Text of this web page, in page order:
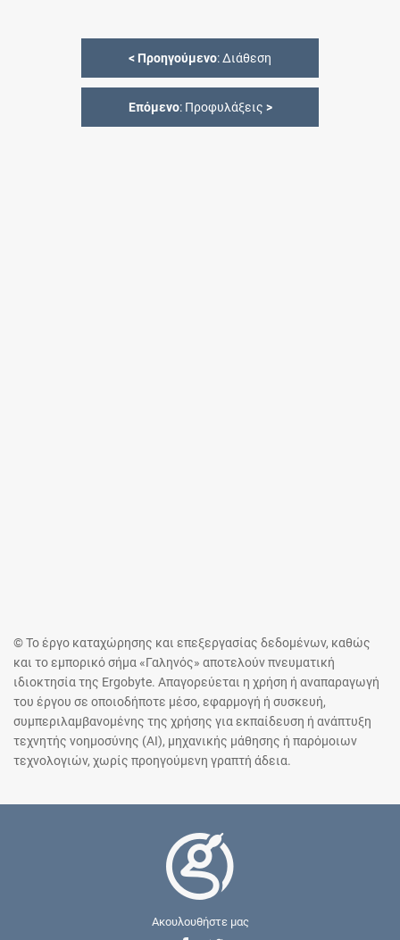
< Προηγούμενο: Διάθεση
Επόμενο: Προφυλάξεις >
© Το έργο καταχώρησης και επεξεργασίας δεδομένων, καθώς
και το εμπορικό σήμα «Γαληνός» αποτελούν πνευματική
ιδιοκτησία της Ergobyte. Απαγορεύεται η χρήση ή αναπαραγωγή
του έργου σε οποιοδήποτε μέσο, εφαρμογή ή συσκευή,
συμπεριλαμβανομένης της χρήσης για εκπαίδευση ή ανάπτυξη
τεχνητής νοημοσύνης (AI), μηχανικής μάθησης ή παρόμοιων
τεχνολογιών, χωρίς προηγούμενη γραπτή άδεια.
Ακουλουθήστε μας